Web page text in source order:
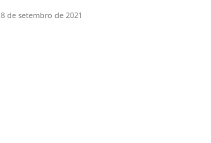
8 de setembro de 2021